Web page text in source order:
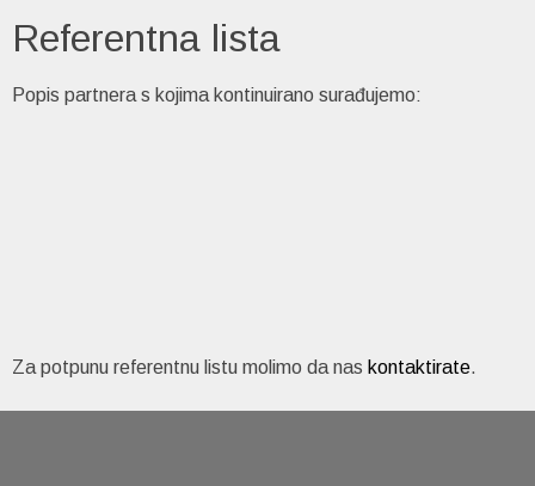
Referentna lista
Popis partnera s kojima kontinuirano surađujemo:
Za potpunu referentnu listu molimo da nas kontaktirate.